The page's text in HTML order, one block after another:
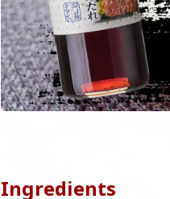
Ingredients